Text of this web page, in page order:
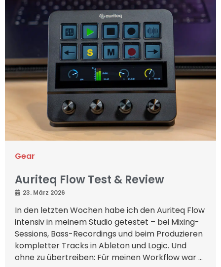
Gear
Auriteq Flow Test & Review
23. März 2026
In den letzten Wochen habe ich den Auriteq Flow
intensiv in meinem Studio getestet – bei Mixing-
Sessions, Bass-Recordings und beim Produzieren
kompletter Tracks in Ableton und Logic. Und
ohne zu übertreiben: Für meinen Workflow war ...